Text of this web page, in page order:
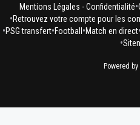
Mentions Légales - Confidentialité•
•Retrouvez votre compte pour les
•PSG transfert•Football •Match en direct•
•
Powered